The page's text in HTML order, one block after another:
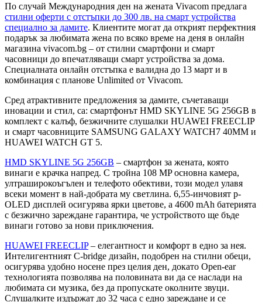
По случай Международния ден на жената Vivacom предлага
стилни оферти с отстъпки до 300 лв. на смарт устройства
специално за дамите. Клиентите могат да открият перфектния
подарък за любимата жена по всяко време на деня в онлайн
магазина vivacom.bg – от стилни смартфони и смарт
часовници до впечатляващи смарт устройства за дома.
Специалната онлайн отстъпка е валидна до 13 март и в
комбинация с планове Unlimited от Vivacom.
Сред атрактивните предложения за дамите, съчетаващи
иновации и стил, са: смартфонът HMD SKYLINE 5G 256GB в
комплект с калъф, безжичните слушалки HUAWEI FREECLIP
и смарт часовниците SAMSUNG GALAXY WATCH7 40ММ и
HUAWEI WATCH GT 5.
HMD SKYLINE 5G 256GB – смартфон за жената, която
винаги е крачка напред. С тройна 108 MP основна камера,
ултраширокоъгълен и телефото обективи, този модел улавя
всеки момент в най-добрата му светлина. 6,55-инчовият p-
OLED дисплей осигурява ярки цветове, а 4600 mAh батерията
с безжично зареждане гарантира, че устройството ще бъде
винаги готово за нови приключения.
HUAWEI FREECLIP– елегантност и комфорт в едно за нея.
Интелигентният C-bridge дизайн, подобрен на стилни обеци,
осигурява удобно носене през целия ден, докато Open-ear
технологията позволява на половината ви да се наслади на
любимата си музика, без да пропускате околните звуци.
Слушалките издържат до 32 часа с едно зареждане и се